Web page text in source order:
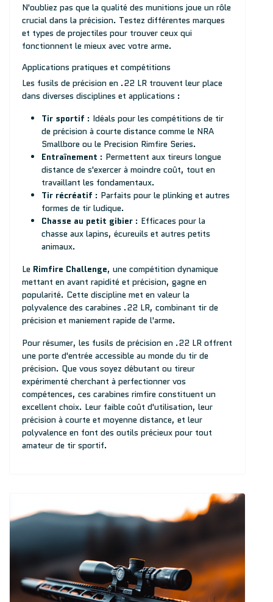
N'oubliez pas que la qualité des munitions joue un rôle
crucial dans la précision. Testez différentes marques
et types de projectiles pour trouver ceux qui
fonctionnent le mieux avec votre arme.
Applications pratiques et compétitions
Les fusils de précision en .22 LR trouvent leur place
dans diverses disciplines et applications :
Tir sportif : Idéals pour les compétitions de tir
de précision à courte distance comme le NRA
Smallbore ou le Precision Rimfire Series.
Entraînement : Permettent aux tireurs longue
distance de s'exercer à moindre coût, tout en
travaillant les fondamentaux.
Tir récréatif : Parfaits pour le plinking et autres
formes de tir ludique.
Chasse au petit gibier : Efficaces pour la
chasse aux lapins, écureuils et autres petits
animaux.
Le Rimfire Challenge, une compétition dynamique
mettant en avant rapidité et précision, gagne en
popularité. Cette discipline met en valeur la
polyvalence des carabines .22 LR, combinant tir de
précision et maniement rapide de l'arme.
Pour résumer, les fusils de précision en .22 LR offrent
une porte d'entrée accessible au monde du tir de
précision. Que vous soyez débutant ou tireur
expérimenté cherchant à perfectionner vos
compétences, ces carabines rimfire constituent un
excellent choix. Leur faible coût d'utilisation, leur
précision à courte et moyenne distance, et leur
polyvalence en font des outils précieux pour tout
amateur de tir sportif.